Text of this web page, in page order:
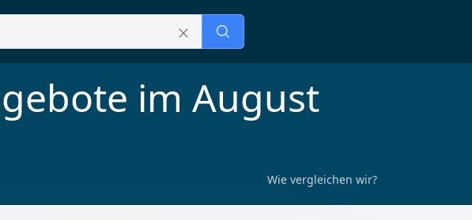
im August
Wie vergleichen wir?